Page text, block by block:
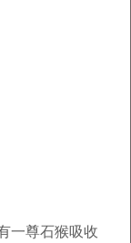
一尊石猴吸收